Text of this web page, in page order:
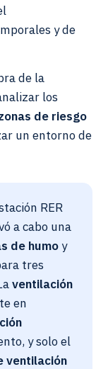
y de
de la
los
de riesgo
un entorno de
RER
a cabo una
de humo y
tres
ventilación
en
y solo el
ventilación